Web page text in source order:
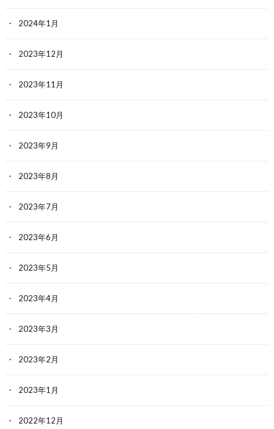
2024年1月
2023年12月
2023年11月
2023年10月
2023年9月
2023年8月
2023年7月
2023年6月
2023年5月
2023年4月
2023年3月
2023年2月
2023年1月
2022年12月